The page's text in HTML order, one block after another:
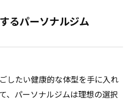
るパーソナルジム
したい健康的な体型を手に入れ
、パーソナルジムは理想の選択